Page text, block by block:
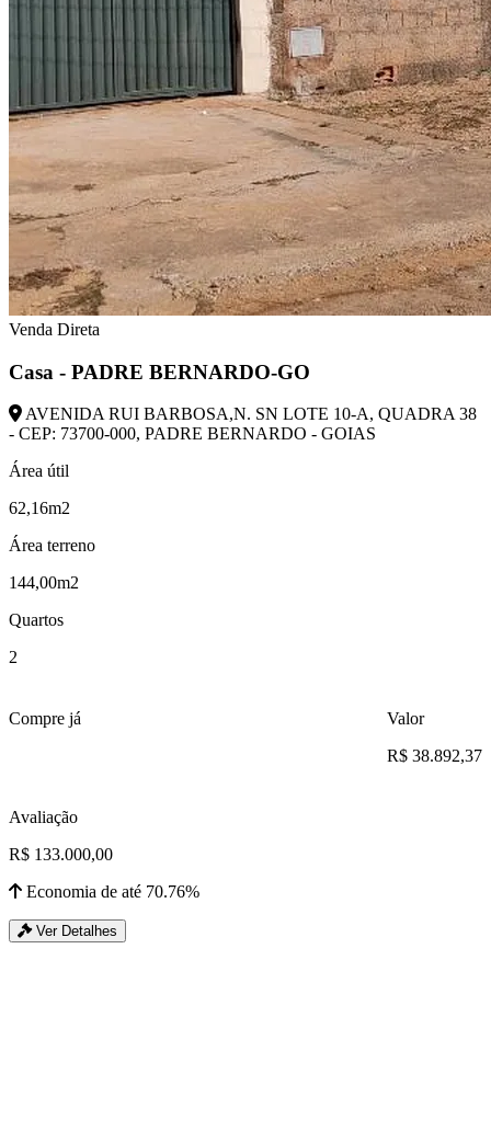
Venda Direta
Casa - PADRE BERNARDO-GO
AVENIDA RUI BARBOSA,N. SN LOTE 10-A, QUADRA 38
- CEP: 73700-000, PADRE BERNARDO - GOIAS
Área útil
62,16m2
Área terreno
144,00m2
Quartos
2
Compre já
Valor
R$ 38.892,37
Avaliação
R$ 133.000,00
Economia de até 70.76%
Ver Detalhes